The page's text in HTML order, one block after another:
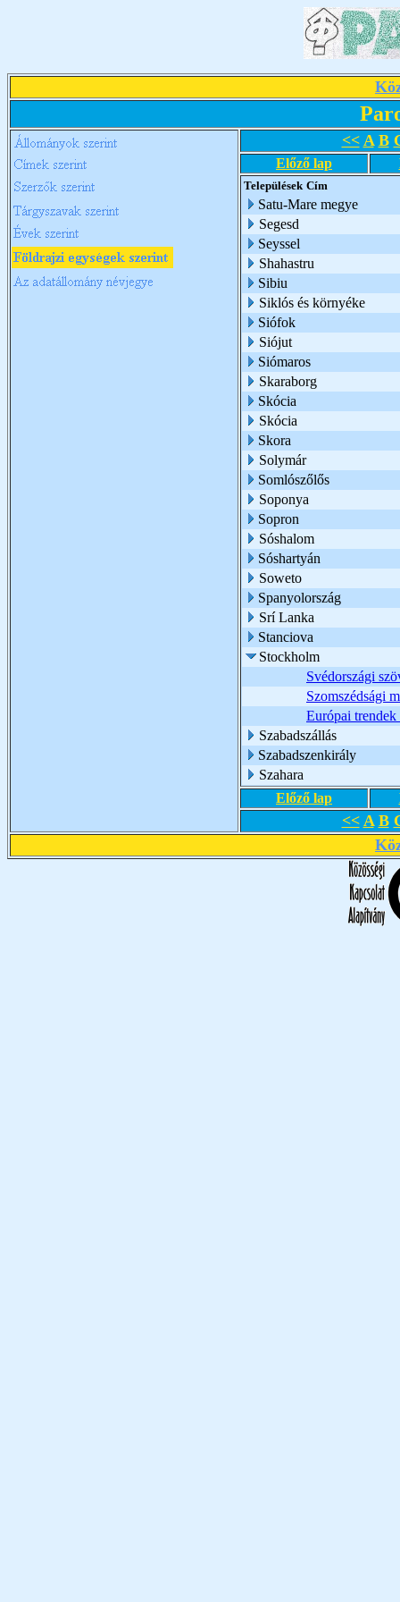
<< A B
Előző lap
Települések Cím
Satu-Mare megye
Segesd
Seyssel
Shahastru
Sibiu
Siklós és környéke
Siófok
Siójut
Siómaros
Skaraborg
Skócia
Skócia
Skora
Solymár
Somlószőlős
Soponya
Sopron
Sóshalom
Sóshartyán
Soweto
Spanyolország
Srí Lanka
Stanciova
Stockholm
Svédországi
Szomszédsági
Európai trendek
Szabadszállás
Szabadszenkirály
Szahara
Előző lap
<< A B